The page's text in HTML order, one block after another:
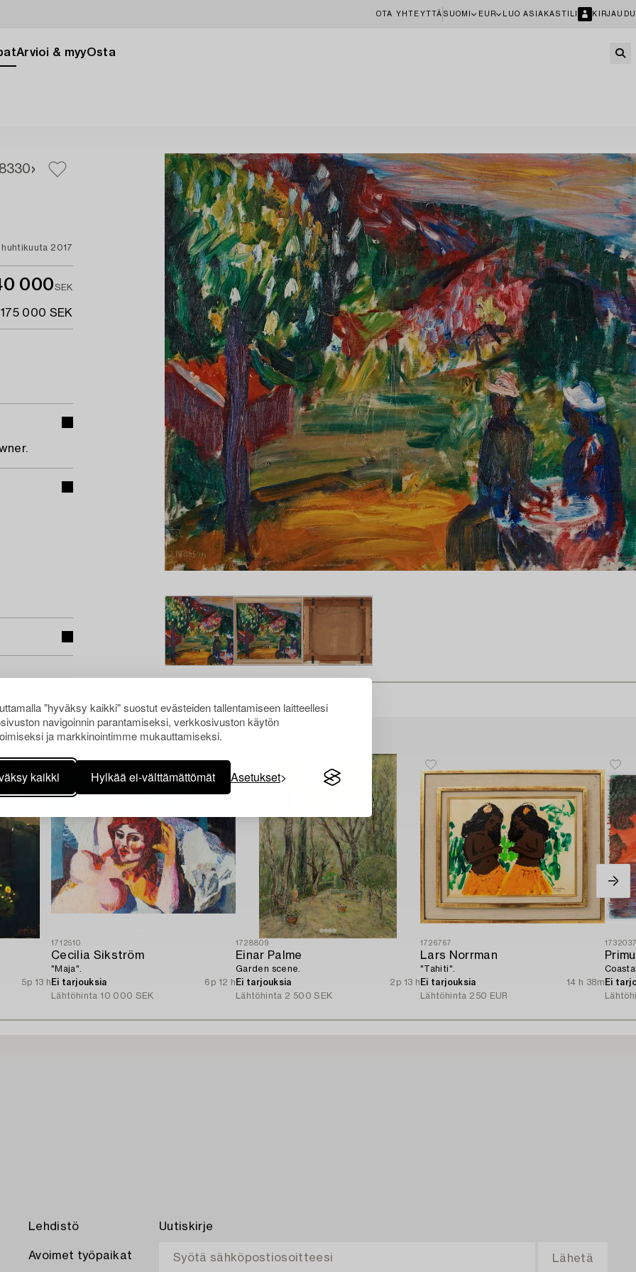
"hyväksy kaikki" suostut evästeiden tallentamiseen laitteellesi
navigoinnin parantamiseksi, verkkosivuston käytön
ja markkinointimme mukauttamiseksi.
kaikki Hylkää ei-välttämättömät Asetukset
OTA YHTEYTTÄ SUOMI EUR LUO ASIAKASTILI KIRJAUDU
Arvioi & myyOsta
330
huhtikuuta 2017
000SEK
000 SEK
Muiden katsomia kohteita
5p 13 h
1712510
Cecilia Sikström
"Maja".
Ei tarjouksia
6p 12 h
Lähtöhinta 10 000 SEK
1728809
Einar Palme
Garden scene.
Ei tarjouksia
2p 13 h
Lähtöhinta 2 500 SEK
1726767
Lars Norrman
"Tahiti".
Ei tarjouksia
14 h 38m
Lähtöhinta 250 EUR
Ei
Lehdistö
Avoimet työpaikat
Uutiskirje